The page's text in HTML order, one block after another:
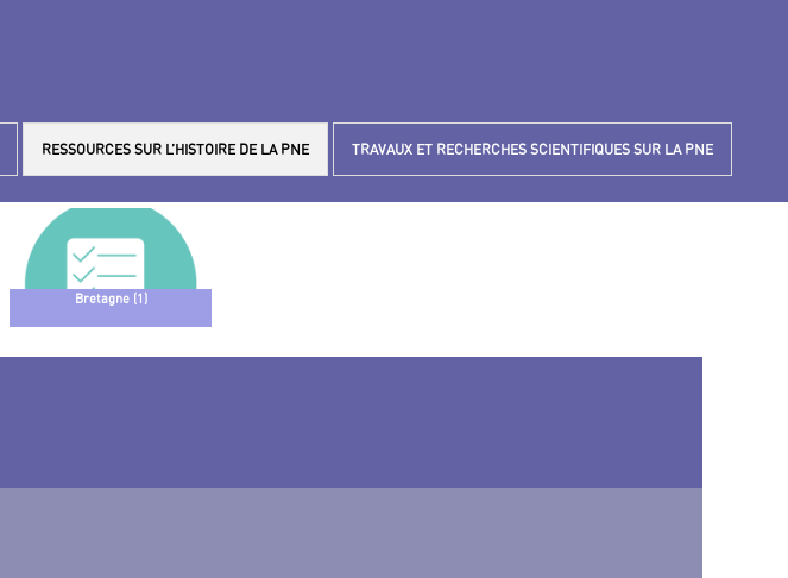
RESSOURCES SUR L’HISTOIRE DE LA PNE TRAVAUX ET RECHERCHES SCIENTIFIQUES SUR LA PNE
Bretagne (1)